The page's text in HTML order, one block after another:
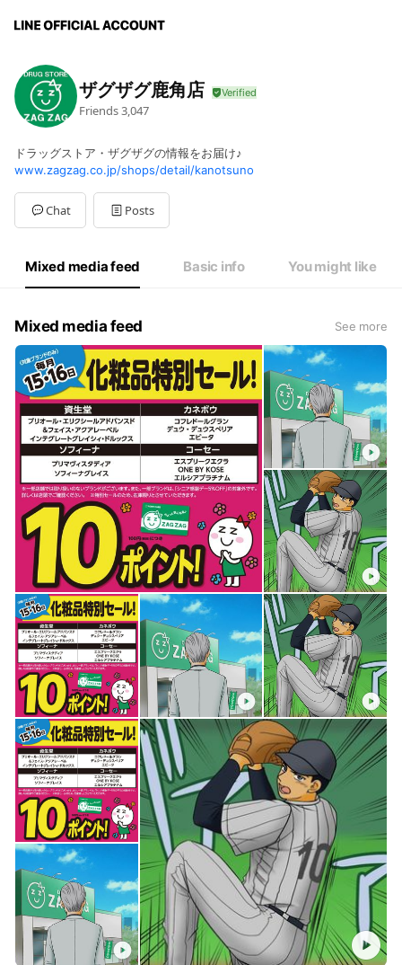
ザグザグ鹿角店
Friends3,047
ドラッグストア・ザグザグの情報をお届け♪
www.zagzag.co.jp/shops/detail/kanotsuno
Chat Posts
Mixed media feed Basic info You might like
Mixed media feed See more